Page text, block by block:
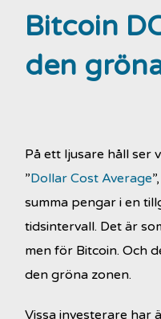
Bitcoin
den
På ett ljusare håll ser
”Dollar Cost Average
summa pengar i en
tidsintervall. Det är
men för Bitcoin. Och
den gröna zonen.
Vissa investerare har